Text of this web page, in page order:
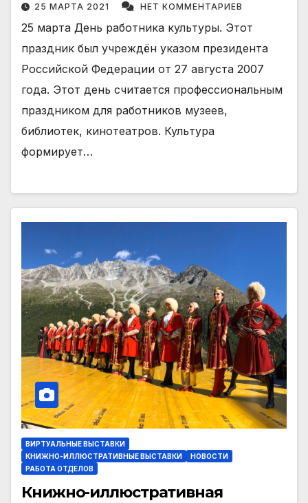
25 МАРТА 2021 НЕТ КОММЕНТАРИЕВ
25 марта День работника культуры. Этот
праздник был учреждён указом президента
Российской Федерации от 27 августа 2007
года. Этот день считается профессиональным
праздником для работников музеев,
библиотек, кинотеатров. Культура
формирует…
ВИРТУАЛЬНЫЕ ВЫСТАВКИ
КНИЖНО-ИЛЛЮСТРАТИВНЫЕ ВЫСТАВКИ
НОВОСТИ
РАБОТА ОТДЕЛОВ
Книжно-иллюстративная